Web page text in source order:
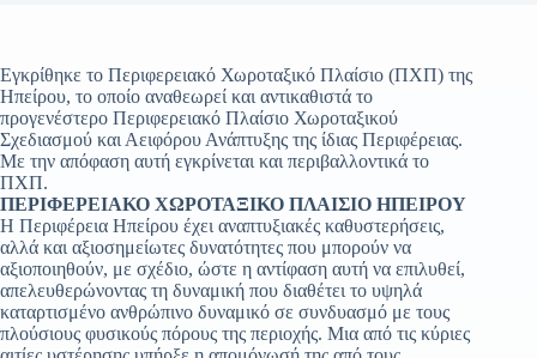
Εγκρίθηκε το Περιφερειακό Χωροταξικό Πλαίσιο (ΠΧΠ) της
Ηπείρου, το οποίο αναθεωρεί και αντικαθιστά το
προγενέστερο Περιφερειακό Πλαίσιο Χωροταξικού
Σχεδιασμού και Αειφόρου Ανάπτυξης της ίδιας Περιφέρειας.
Με την απόφαση αυτή εγκρίνεται και περιβαλλοντικά το
ΠΧΠ.
ΠΕΡΙΦΕΡΕΙΑΚΟ ΧΩΡΟΤΑΞΙΚΟ ΠΛΑΙΣΙΟ ΗΠΕΙΡΟΥ
Η Περιφέρεια Ηπείρου έχει αναπτυξιακές καθυστερήσεις,
αλλά και αξιοσημείωτες δυνατότητες που μπορούν να
αξιοποιηθούν, με σχέδιο, ώστε η αντίφαση αυτή να επιλυθεί,
απελευθερώνοντας τη δυναμική που διαθέτει το υψηλά
καταρτισμένο ανθρώπινο δυναμικό σε συνδυασμό με τους
πλούσιους φυσικούς πόρους της περιοχής. Μια από τις κύριες